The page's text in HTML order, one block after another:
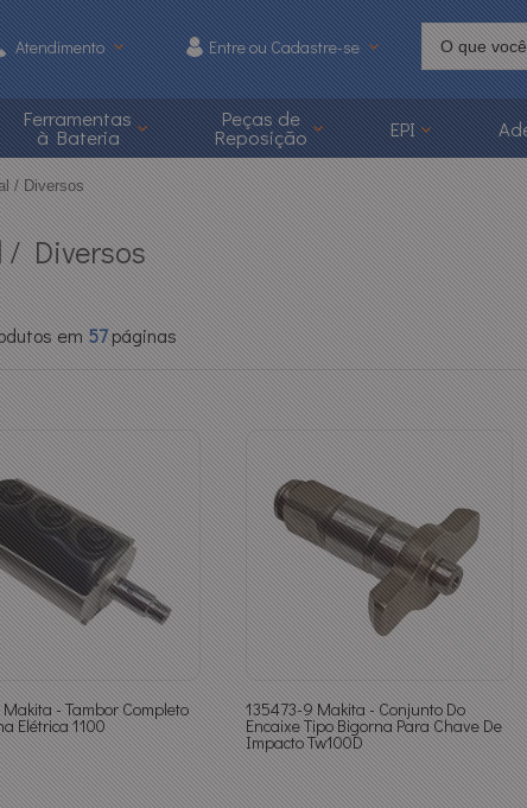
Atendimento
(48) 3626-1215
(48) 3626-1215
atendimento@reposicaoonline.com.br
Central de Ajuda
Entre ou Cadastre-se
Ferramentas
à Bateria
Peças de
Reposição EPI
/ Diversos
/ Diversos
em57páginas
- Tambor Completo
Elétrica 1100
135473-9 Makita - Conjunto Do
Encaixe Tipo Bigorna Para Chave De
Impacto Tw100D